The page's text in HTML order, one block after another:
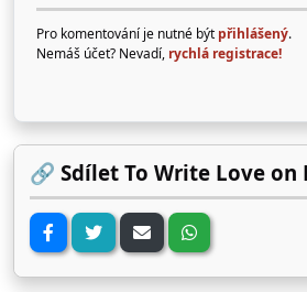
Pro komentování je nutné být přihlášený.
Nemáš účet? Nevadí, rychlá registrace!
🔗 Sdílet To Write Love on